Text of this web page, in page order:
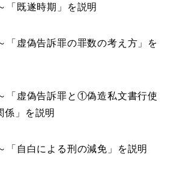
「既遂時期」を説明
「虚偽告訴罪の罪数の考え方」を
「虚偽告訴罪と①偽造私文書行使
」を説明
「自白による刑の減免」を説明